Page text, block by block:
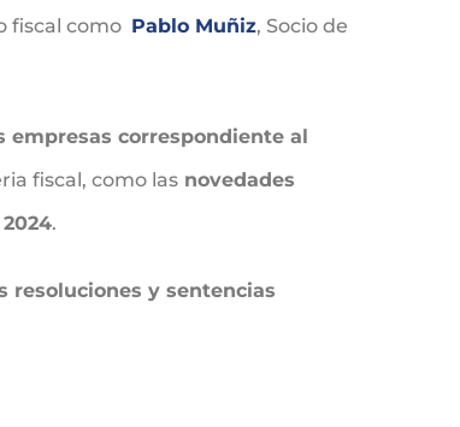
fiscal como Pablo Muñiz, Socio de
empresas correspondiente al
fiscal, como las novedades
.
resoluciones y sentencias